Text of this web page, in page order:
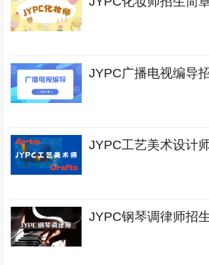
JYPC广播电视编导
JYPC工艺美术设计
JYPC钢琴调律师招